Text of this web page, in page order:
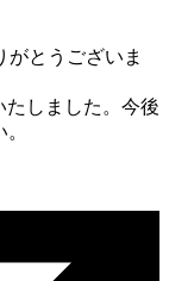
とうございま
しました。 今後